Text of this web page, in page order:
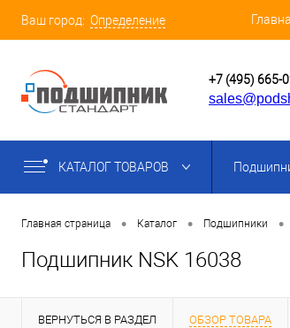
Ваш город: Определение
+7 (495) 665-
КАТАЛОГ ТОВАРОВ
Главная страница • Каталог • Подшипники •
Подшипник NSK 16038
ВЕРНУТЬСЯ В РАЗДЕЛ ОБЗОР ТОВАРА